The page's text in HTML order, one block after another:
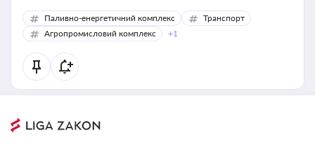
Паливно-енергетичний комплекс
Транспорт
Агропромисловий комплекс
+1